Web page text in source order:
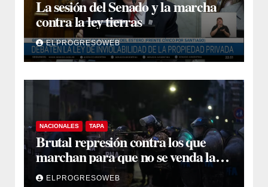
La sesión del Senado y la marcha
contra la ley tierras
ELPROGRESOWEB
NACIONALES TAPA
Brutal represión contra los que
marchan para que no se venda la
patria
ELPROGRESOWEB